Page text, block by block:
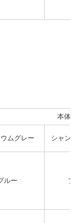
本体
ムグレー シャン
ルー ブ